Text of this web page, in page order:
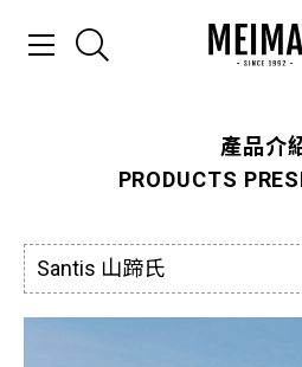
產品介
聯絡我
產品介
PRODUCTS
Santis 山蹄氏